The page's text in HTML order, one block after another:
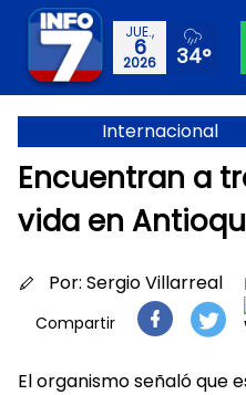
JUE.,
6
2026 34°
Internacional
Encuentran a
vida en
Por: Sergio Villarreal
Compartir
El organismo señaló que